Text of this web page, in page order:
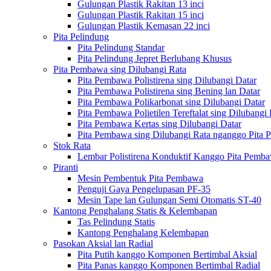
Gulungan Plastik Rakitan 13 inci
Gulungan Plastik Rakitan 15 inci
Gulungan Plastik Kemasan 22 inci
Pita Pelindung
Pita Pelindung Standar
Pita Pelindung Jepret Berlubang Khusus
Pita Pembawa sing Dilubangi Rata
Pita Pembawa Polistirena sing Dilubangi Datar
Pita Pembawa Polistirena sing Bening lan Datar
Pita Pembawa Polikarbonat sing Dilubangi Datar
Pita Pembawa Polietilen Tereftalat sing Dilubangi
Pita Pembawa Kertas sing Dilubangi Datar
Pita Pembawa sing Dilubangi Rata nganggo Pita
Stok Rata
Lembar Polistirena Konduktif Kanggo Pita
Piranti
Mesin Pembentuk Pita Pembawa
Penguji Gaya Pengelupasan PF-35
Mesin Tape lan Gulungan Semi Otomatis ST-40
Kantong Penghalang Statis & Kelembapan
Tas Pelindung Statis
Kantong Penghalang Kelembapan
Pasokan Aksial lan Radial
Pita Putih kanggo Komponen Bertimbal Aksial
Pita Panas kanggo Komponen Bertimbal Radial